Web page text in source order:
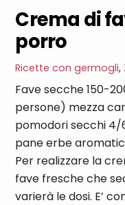
Crema di
porro
Ricette con germogli,
Fave secche 150-
persone) mezza
pomodori secchi
pane erbe
Per realizzare la
fave fresche che
varierà le dosi. E’